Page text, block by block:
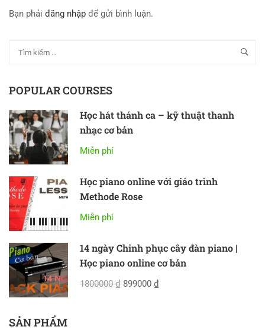
Bạn phải đăng nhập để gửi bình luận.
POPULAR COURSES
Học hát thánh ca – kỹ thuật thanh
nhạc cơ bản
Miễn phí
Học piano online với giáo trình
Methode Rose
Miễn phí
14 ngày Chinh phục cây đàn piano |
Học piano online cơ bản
1800000 ₫ 899000 ₫
SẢN PHẨM